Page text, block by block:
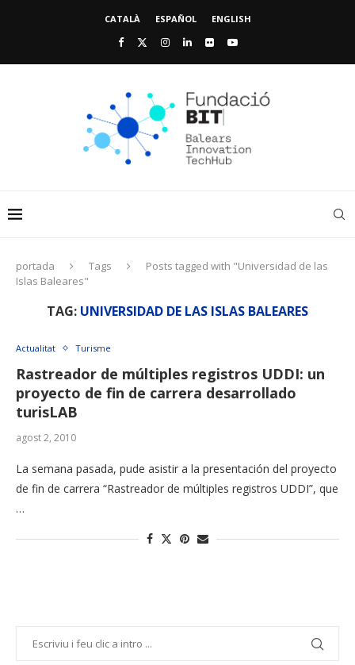
CATALÀ ESPAÑOL ENGLISH
portada Tags
Posts tagged with "Universidad de las
Islas Baleares"
TAG: UNIVERSIDAD DE LAS ISLAS BALEARES
Actualitat Turisme
Rastreador de múltiples registros UDDI: un
proyecto de fin de carrera desarrollado
turisLAB
agost 2, 2010
La semana pasada, pude asistir a la presentación del proyecto
de fin de carrera “Rastreador de múltiples registros UDDI”, que
…